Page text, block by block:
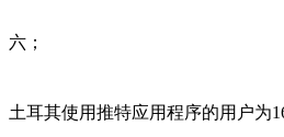
六；
土耳其使用推特应用程序的用户为